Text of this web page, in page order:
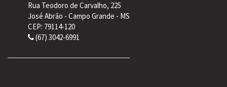
Rua Teodoro de Carvalho, 225
José Abrão - Campo Grande - MS
CEP: 79114-120
(67) 3042-6991